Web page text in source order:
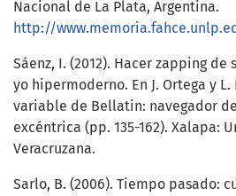
Nacional de La Plata, Argentina.
http://www.memoria.fahce.unlp.edu.ar/
Sáenz, I. (2012). Hacer zapping
yo hipermoderno. En J. Ortega y L.
variable de Bellatin: navegador
excéntrica (pp. 135-162). Xalapa:
Veracruzana.
Sarlo, B. (2006). Tiempo pasado: